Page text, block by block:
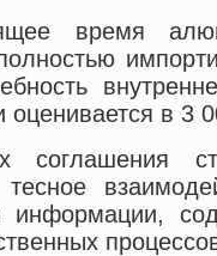
время
оценивается в 3
соглашения
тесное